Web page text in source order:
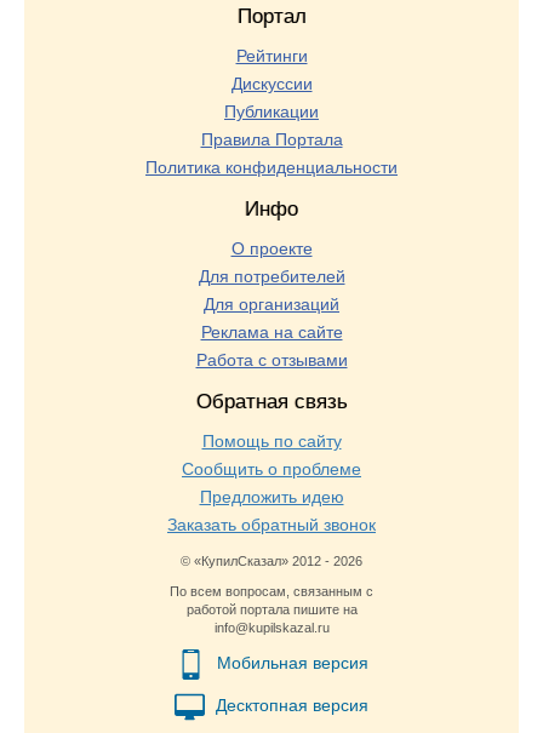
Портал
Рейтинги
Дискуссии
Публикации
Правила Портала
Политика конфиденциальности
Инфо
О проекте
Для потребителей
Для организаций
Реклама на сайте
Работа с отзывами
Обратная связь
Помощь по сайту
Сообщить о проблеме
Предложить идею
Заказать обратный звонок
© «КупилСказал» 2012 - 2026
По всем вопросам, связанным с
работой портала пишите на
info@kupilskazal.ru
Мобильная версия
Десктопная версия